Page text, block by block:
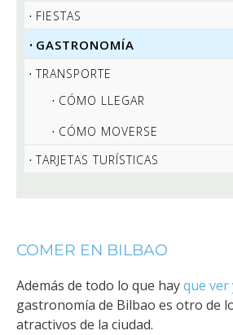
FIESTAS
GASTRONOMÍA
TRANSPORTE
CÓMO LLEGAR
CÓMO MOVERSE
TARJETAS TURÍSTICAS
COMER EN BILBAO
Además de todo lo que hayque ver
gastronomía de Bilbao es otro de
atractivos de la ciudad.